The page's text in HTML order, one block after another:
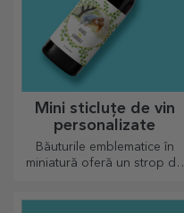
Mini sticluțe de vin
personalizate
Băuturile emblematice în
miniatură oferă un strop de